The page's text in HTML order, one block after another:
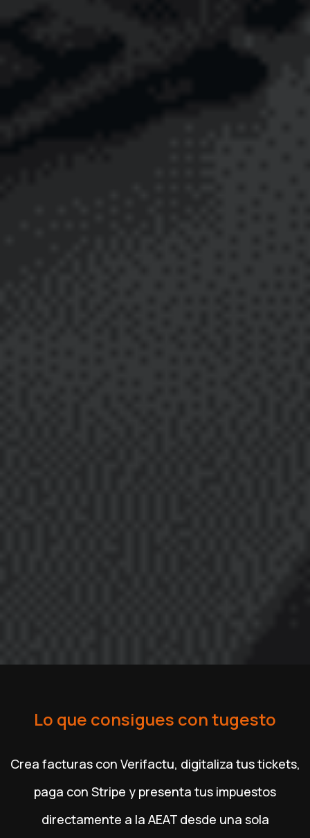
Lo que consigues con tugesto
Crea facturas con Verifactu, digitaliza tus tickets,
paga con Stripe y presenta tus impuestos
directamente a la AEAT desde una sola